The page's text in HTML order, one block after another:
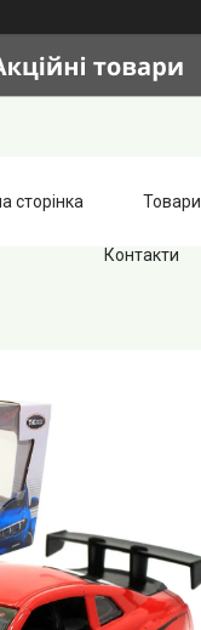
сторінка Товари
Контакти